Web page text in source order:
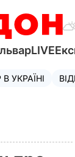
LIVE
УКРАЇНІ